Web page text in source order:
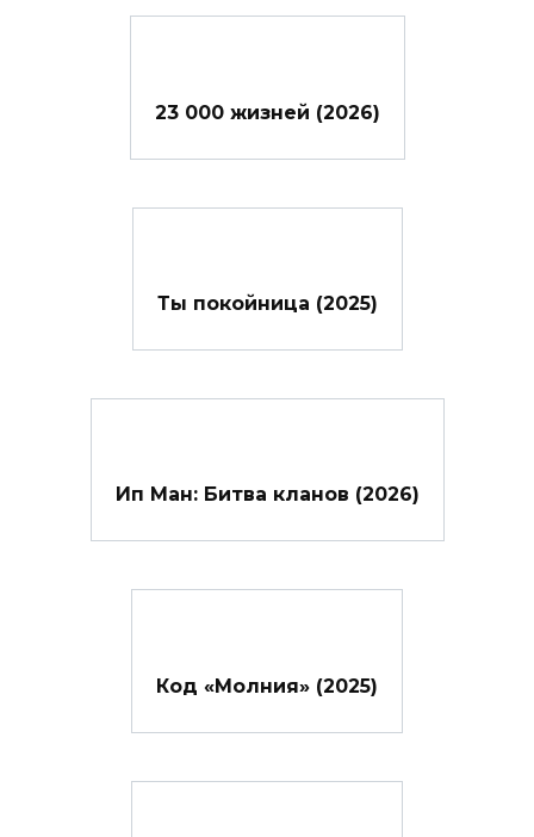
23 000 жизней (2026)
Ты покойница (2025)
Ип Ман: Битва кланов (2026)
Код «Молния» (2025)